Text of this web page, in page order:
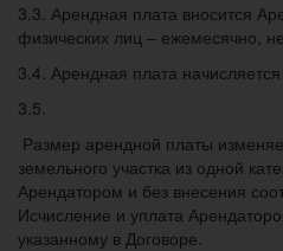
3.3. Арендная плата вносится
физических лиц – ежемесячно,
3.4. Арендная плата
3.5.
Размер арендной платы
земельного участка из одной
Арендатором и без внесения
Исчисление и уплата
указанному в Договоре.